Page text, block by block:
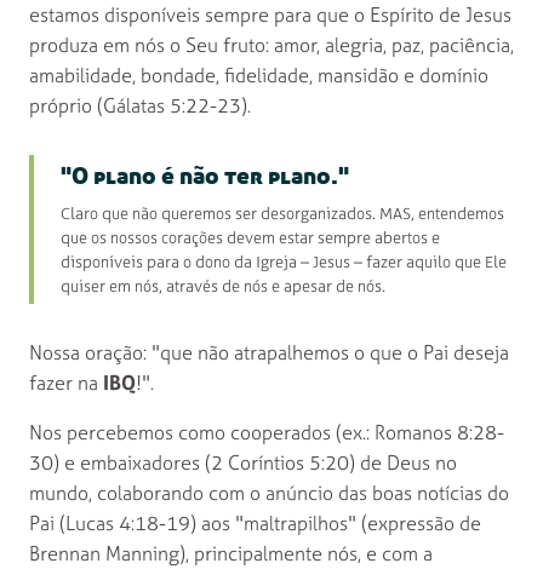
estamos disponíveis sempre para que o Espírito de Jesus
produza em nós o Seu fruto: amor, alegria, paz, paciência,
amabilidade, bondade, fidelidade, mansidão e domínio
próprio (Gálatas 5:22-23).
"O plano é não ter plano."
Claro que não queremos ser desorganizados. MAS, entendemos
que os nossos corações devem estar sempre abertos e
disponíveis para o dono da Igreja – Jesus – fazer aquilo que Ele
quiser em nós, através de nós e apesar de nós.
Nossa oração: "que não atrapalhemos o que o Pai deseja
fazer na IBQ!".
Nos percebemos como cooperados (ex.: Romanos 8:28-
30) e embaixadores (2 Coríntios 5:20) de Deus no
mundo, colaborando com o anúncio das boas notícias do
Pai (Lucas 4:18-19) aos "maltrapilhos" (expressão de
Brennan Manning), principalmente nós, e com a